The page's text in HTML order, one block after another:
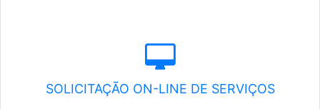
SOLICITAÇÃO ON-LINE DE SERVIÇOS